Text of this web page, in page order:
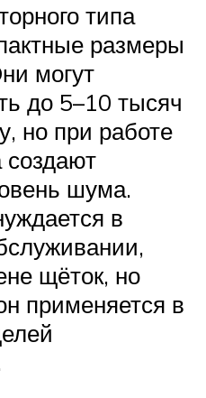
типа
размеры
могут
до 5–10 тысяч
но при работе
создают
шума.
в
щёток, но
применяется в